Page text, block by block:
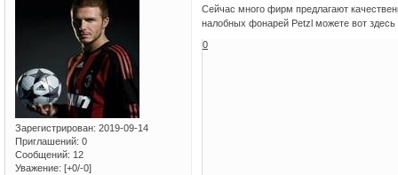
Зарегистрирован: 2019-09-14
Приглашений: 0
Сообщений: 12
Уважение: [+0/-0]
Сейчас много фирм предлагают
налобных фонарей Petzl можете вот
0